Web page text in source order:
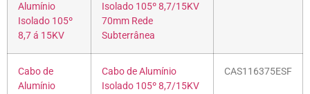
Alumínio
Isolado 105º
8,7 á 15KV
Isolado 105º 8,7/15KV
70mm Rede
Subterrânea
Cabo de
Alumínio
Cabo de Alumínio
Isolado 105º 8,7/15KV
CAS116375ESF